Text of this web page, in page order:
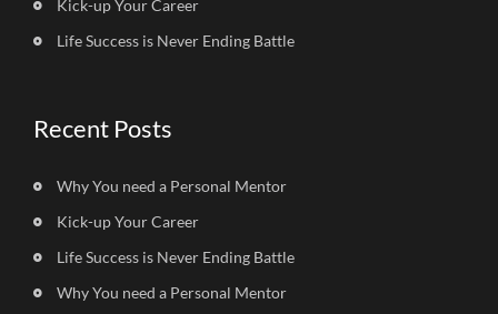
Kick-up Your Career
Life Success is Never Ending Battle
Recent Posts
Why You need a Personal Mentor
Kick-up Your Career
Life Success is Never Ending Battle
Why You need a Personal Mentor